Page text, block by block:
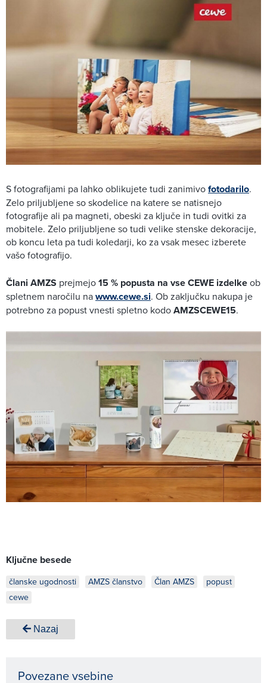
S fotografijami pa lahko oblikujete tudi zanimivofotodarilo.
Zelo priljubljene so skodelice na katere se natisnejo
fotografije ali pa magneti, obeski za ključe in tudi ovitki za
mobitele. Zelo priljubljene so tudi velike stenske dekoracije,
ob koncu leta pa tudi koledarji, ko za vsak mesec izberete
vašo fotografijo.
Člani AMZS prejmejo15 % popusta na vse CEWE izdelkeob
spletnem naročilu nawww.cewe.si. Ob zaključku nakupa je
potrebno za popust vnesti spletno kodoAMZSCEWE15.
Ključne besede
članske ugodnosti AMZS članstvo Član AMZS
popust
cewe
Nazaj
Povezane vsebine